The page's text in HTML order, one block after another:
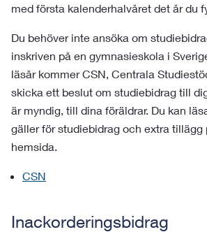
med första kalenderhalvåret det år du
Du behöver inte ansöka om
inskriven på en gymnasieskola i
läsår kommer CSN, Centrala
skicka ett beslut om studiebidrag till
är myndig, till dina föräldrar. Du kan
gäller för studiebidrag och extra tillägg
hemsida.
CSN
Inackorderingsbidrag